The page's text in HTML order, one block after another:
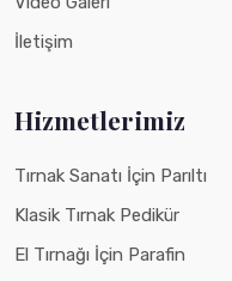
İletişim
Hizmetlerimiz
Tırnak Sanatı İçin Parıltı
Klasik Tırnak Pedikür
El Tırnağı İçin Parafin